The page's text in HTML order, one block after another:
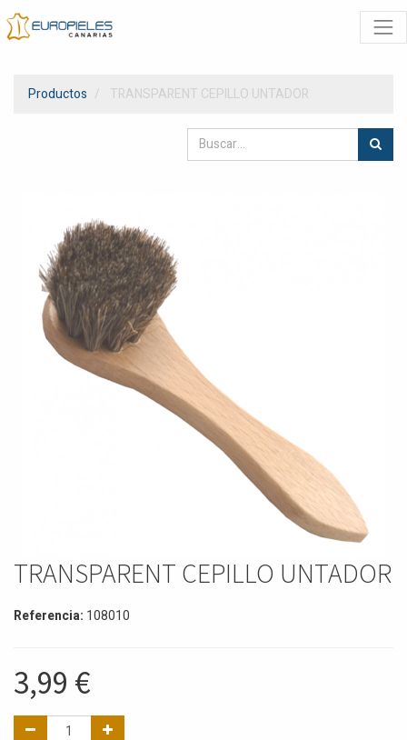
Productos TRANSPARENT CEPILLO UNTADOR
TRANSPARENT CEPILLO UNTADOR
Referencia: 108010
3,99 €